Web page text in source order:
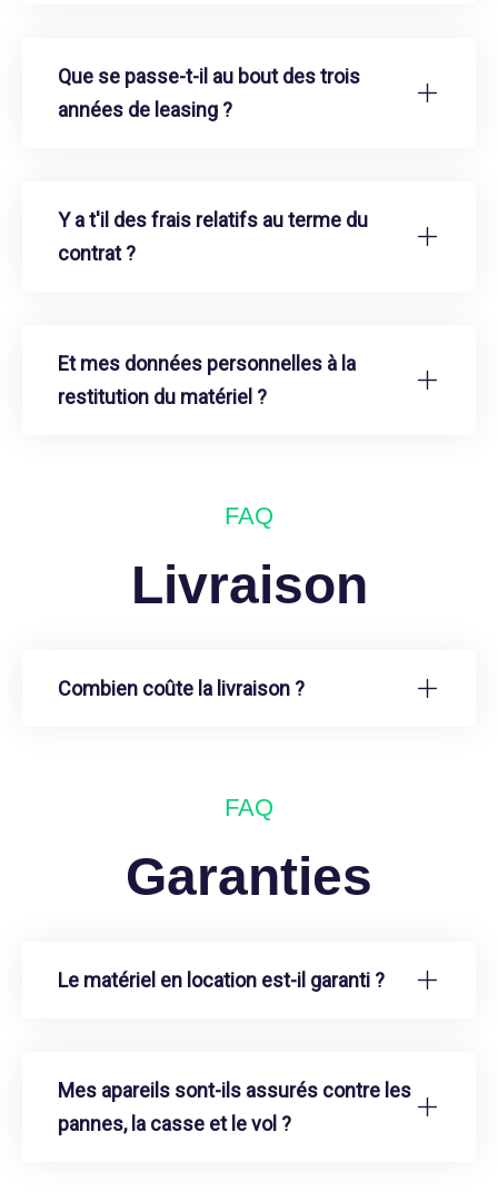
Que se passe-t-il au bout des trois
années de leasing ?
Y a t'il des frais relatifs au terme du
contrat ?
Et mes données personnelles à la
restitution du matériel ?
FAQ
Livraison
Combien coûte la livraison ?
FAQ
Garanties
Le matériel en location est-il garanti ?
Mes apareils sont-ils assurés contre les
pannes, la casse et le vol ?